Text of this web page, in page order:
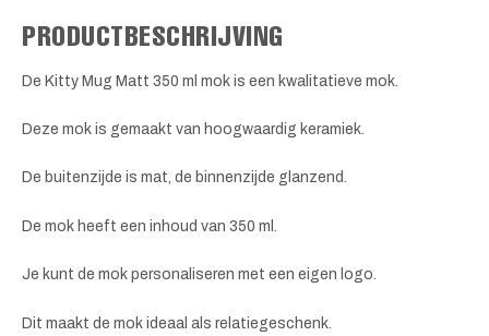
PRODUCTBESCHRIJVING
De Kitty Mug Matt 350 ml mok is een kwalitatieve mok.
Deze mok is gemaakt van hoogwaardig keramiek.
De buitenzijde is mat, de binnenzijde glanzend.
De mok heeft een inhoud van 350 ml.
Je kunt de mok personaliseren met een eigen logo.
Dit maakt de mok ideaal als relatiegeschenk.